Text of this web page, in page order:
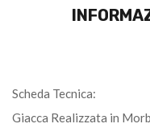
Scheda Tecnica:
Giacca Realizzata in